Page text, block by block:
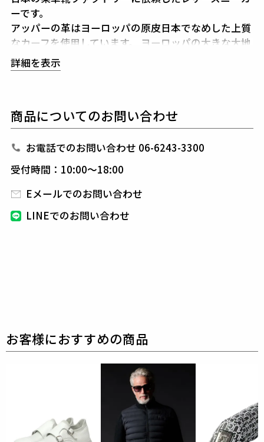
ーです。
アッパーの革はヨーロッパの原皮日本でなめした上質
なカーフを使用しています。 ヨーロッパの大きな大地
でストレスなく育っているので革質も非常に良いで
す。ソールは本格的なスニーカーソールなので、
す。ソールはスニーカーですが、基本的な作りは革靴
です。ラスト設計、製靴技術は革靴メーカーならでは
のノウハウが詰まっています。スニーカーメーカーで
作、釣り込み等でフィッティングを重視した靴作りを
しています。トラディショナルなアッパーデザインと
はかなり幅広く使っていただけます。
詳細を表示
商品についてのお問い合わせ
お電話でのお問い合わせ 06-6243-3300
受付時間：10:00～18:00
Eメールでのお問い合わせ
LINEでのお問い合わせ